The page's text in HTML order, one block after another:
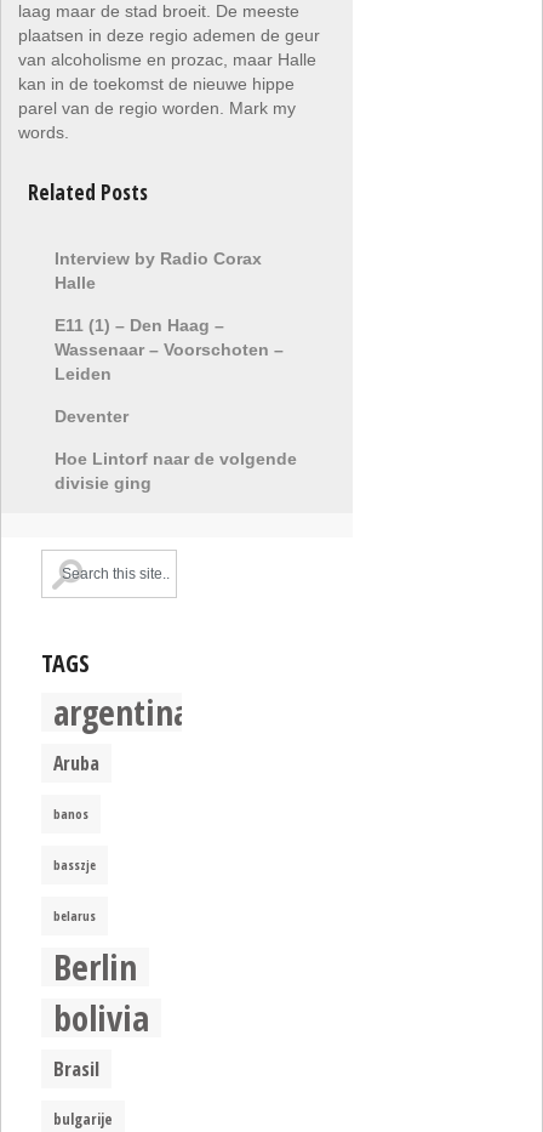
laag maar de stad broeit. De meeste
plaatsen in deze regio ademen de geur
van alcoholisme en prozac, maar Halle
kan in de toekomst de nieuwe hippe
parel van de regio worden. Mark my
words.
Related Posts
Interview by Radio Corax
Halle
E11 (1) – Den Haag –
Wassenaar – Voorschoten –
Leiden
Deventer
Hoe Lintorf naar de volgende
divisie ging
TAGS
argentina
Aruba
banos
basszje
belarus
Berlin
bolivia
Brasil
bulgarije